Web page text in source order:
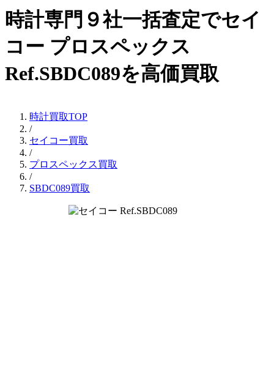
時計専門９社一括査定でセイ
コー プロスペックス
Ref.SBDC089を高価買取
時計買取TOP
/
セイコー買取
/
プロスペックス買取
/
SBDC089買取